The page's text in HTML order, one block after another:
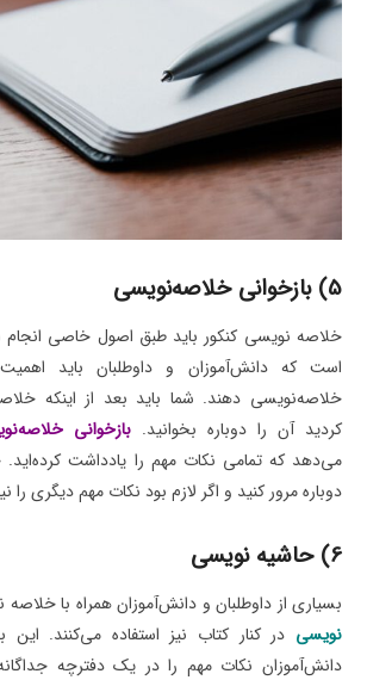
5) بازخوانی خلاصه‌نویسی
خلاصه نویسی کنکور باید طبق اصول خاصی
است که دانش‌آموزان و داوطلبان باید
خلاصه‌نویسی دهند. شما باید بعد از اینکه
کردید آن را دوباره بخوانید. بازخوانی
می‌دهد که تمامی نکات مهم را یادداشت
دوباره مرور کنید و اگر لازم بود نکات مهم دیگری را
6) حاشیه نویسی
بسیاری از داوطلبان و دانش‌آموزان همراه با خلاصه
نویسی در کنار کتاب نیز استفاده می‌کنند.
دانش‌آموزان نکات مهم را در یک دفترچه